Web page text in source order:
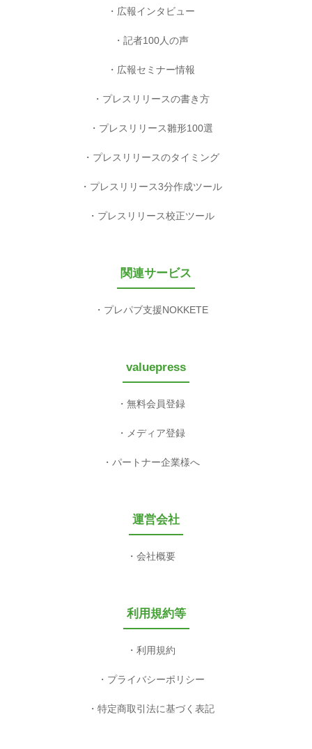
広報インタビュー
記者100人の声
広報セミナー情報
プレスリリースの書き方
プレスリリース雛形100選
プレスリリースのタイミング
プレスリリース3分作成ツール
プレスリリース校正ツール
関連サービス
プレパブ支援NOKKETE
valuepress
無料会員登録
メディア登録
パートナー企業様へ
運営会社
会社概要
利用規約等
利用規約
プライバシーポリシー
特定商取引法に基づく表記